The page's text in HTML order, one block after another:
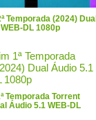
Temporada (2024) Dual
DL 1080p
Temporada Torrent
Áudio 5.1 WEB-DL